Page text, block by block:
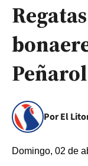
Por El
Domingo, 02 de